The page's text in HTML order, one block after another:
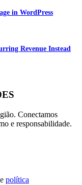
in WordPress
Revenue Instead
Conectamos
e responsabilidade.
política